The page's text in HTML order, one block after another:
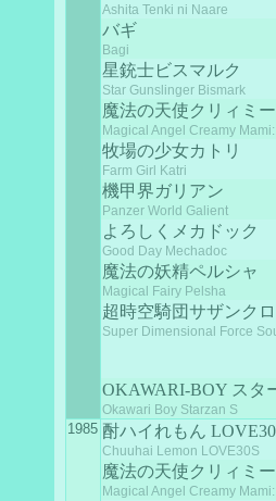
Ashita Tenki ni Naare
バギ
Bagi
星銃士ビスマルク
Star Gunslinger Bismark
魔法の天使クリィミ
Magical Angel Creamy
牧場の少女カトリ
Farm Girl Katri
機甲界ガリアン
Panzer World Galient
よろしくメカドック
Good Day Mechadoc
魔法の妖精ペルシャ
Magical Fairy Pelsha
超時空騎団サザンク
Super Dimensional Force
OKAWARI-BOY スタ
Okawari Boy Starzan S
1985 酎ハイれもん
Chuuhai Lemon LOVE30S
魔法の天使クリィミ
Magical Angel Creamy